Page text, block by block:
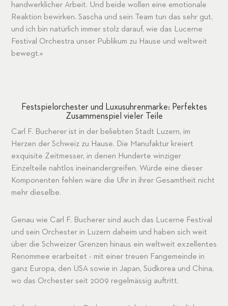
handwerklicher Arbeit. Und beide wollen eine emotionale
Reaktion bewirken. Sascha und sein Team tun das sehr gut,
und ich bin natürlich immer stolz darauf, wie das Lucerne
Festival Orchestra unser Publikum zu Hause und weltweit
bewegt.»
Festspielorchester und Luxusuhrenmarke: Perfektes
Zusammenspiel vieler Teile
Carl F. Bucherer ist in der beliebten Stadt Luzern, im
Herzen der Schweiz zu Hause. Die Manufaktur kreiert
exquisite Zeitmesser, in denen Hunderte winziger
Einzelteile nahtlos ineinandergreifen. Würde eine dieser
Komponenten fehlen wäre die Uhr in ihrer Gesamtheit nicht
mehr dieselbe.
Genau wie Carl F. Bucherer sind auch das Lucerne Festival
und sein Orchester in Luzern daheim und haben sich weit
über die Schweizer Grenzen hinaus ein weltweit exzellentes
Renommee erarbeitet - mit einer treuen Fangemeinde in
ganz Europa, den USA sowie in Japan, Südkorea und China,
wo das Orchester seit 2009 regelmässig auftritt.